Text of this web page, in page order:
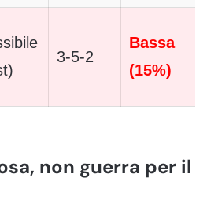
3-5-2
Bassa
(15%)
non guerra per il